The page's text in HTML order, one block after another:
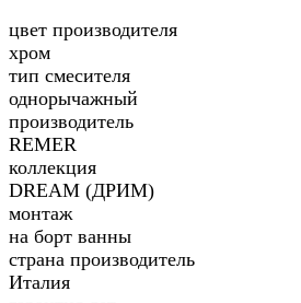
цвет производителя
хром
тип смесителя
однорычажный
производитель
REMER
коллекция
DREAM (ДРИМ)
монтаж
на борт ванны
страна производитель
Италия